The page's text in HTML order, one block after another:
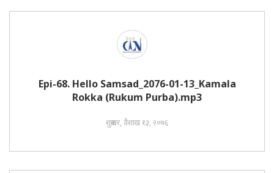
Epi-68. Hello Samsad_2076-01-13_Kamala
Rokka (Rukum Purba).mp3
शुक्रबार, वैशाख १३, २०७६